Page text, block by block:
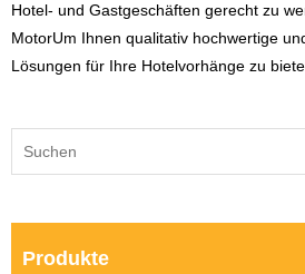
Hotel- und Gastgeschäften gerecht zu
MotorUm Ihnen qualitativ hochwertige
Lösungen für Ihre Hotelvorhänge zu
Produkte